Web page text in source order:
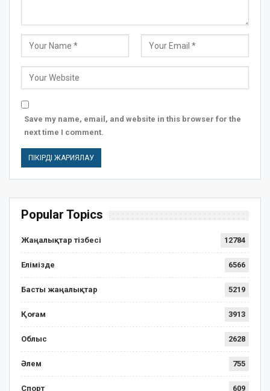
Save my name, email, and website in this browser for the
next time I comment.
Popular Topics
Жаңалықтар тізбесі 12784
Елімізде 6566
Басты жаңалықтар 5219
Қоғам 3913
Облыс 2628
Әлем 755
Спорт 609